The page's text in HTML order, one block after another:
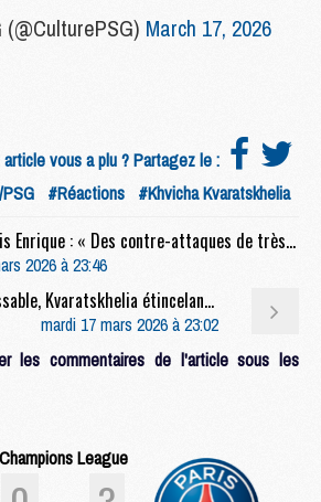
March 17, 2026
vous a plu ? Partagez le :
#Réactions #Khvicha Kvaratskhelia
Match : Luis Enrique : « Des contre-attaques de très haut niveau »
2026 à 23:46
Match : Safonov impassable, Kvaratskhelia étincelant, les notes de Chelsea/PSG (0-3)
mardi 17 mars 2026 à 23:02
les commentaires de l'article sous les
Champions League